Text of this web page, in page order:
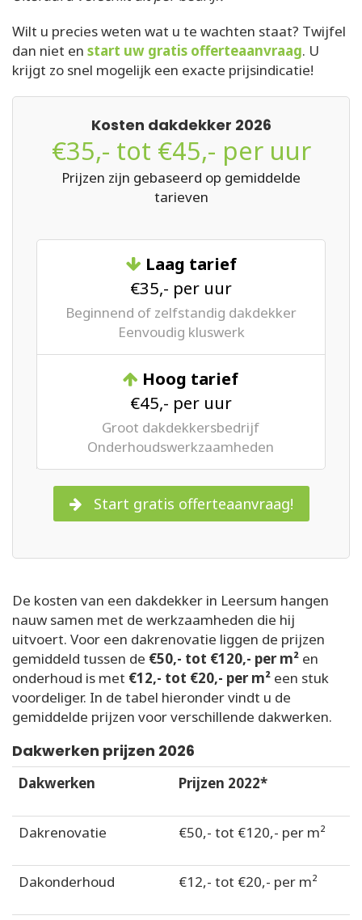
Wilt u precies weten wat u te wachten staat? Twijfel
dan niet en start uw gratis offerteaanvraag. U
krijgt zo snel mogelijk een exacte prijsindicatie!
Kosten dakdekker 2026
€35,- tot €45,- per uur
Prijzen zijn gebaseerd op gemiddelde
tarieven
Laag tarief
€35,- per uur
Beginnend of zelfstandig dakdekker
Eenvoudig kluswerk
Hoog tarief
€45,- per uur
Groot dakdekkersbedrijf
Onderhoudswerkzaamheden
Start gratis offerteaanvraag!
De kosten van een dakdekker in Leersum hangen
nauw samen met de werkzaamheden die hij
uitvoert. Voor een dakrenovatie liggen de prijzen
gemiddeld tussen de €50,- tot €120,- per m² en
onderhoud is met €12,- tot €20,- per m² een stuk
voordeliger. In de tabel hieronder vindt u de
gemiddelde prijzen voor verschillende dakwerken.
Dakwerken prijzen 2026
Dakwerken Prijzen 2022*
Dakrenovatie €50,- tot €120,- per m²
Dakonderhoud €12,- tot €20,- per m²